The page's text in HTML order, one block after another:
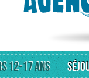
12-17 ANS